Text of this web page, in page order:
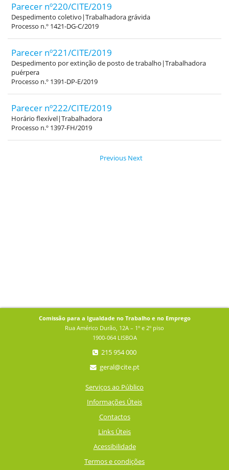
Parecer nº220/CITE/2019
Despedimento coletivo|Trabalhadora grávida
Processo n.º 1421-DG-C/2019
Parecer nº221/CITE/2019
Despedimento por extinção de posto de trabalho|Trabalhadora
puérpera
Processo n.º 1391-DP-E/2019
Parecer nº222/CITE/2019
Horário flexível|Trabalhadora
Processo n.º 1397-FH/2019
Previous Next
Comissão para a Igualdade no Trabalho e no Emprego
Rua Américo Durão, 12A – 1º e 2º piso
1900-064 LISBOA
215 954 000
geral@cite.pt
Serviços ao Público
Informações Úteis
Contactos
Links Úteis
Acessibilidade
Termos e condições